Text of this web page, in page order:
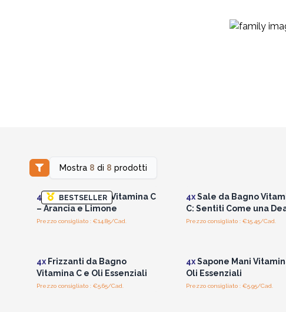
Mostra 8 di 8 prodotti
BESTSELLER
Accedi per vedere i prezzi
all'ingrosso
4x Lozione Corpo Vitamina C
– Arancia e Limone
Prezzo consigliato : €14.85/Cad.
4xSale da Bagno
C: Sentiti Come una
Prezzo consigliato : €15.45/Cad.
4x Frizzanti da Bagno
Vitamina C e Oli Essenziali
Prezzo consigliato : €5.65/Cad.
4xSapone Mani
Oli Essenziali
Prezzo consigliato : €5.95/Cad.